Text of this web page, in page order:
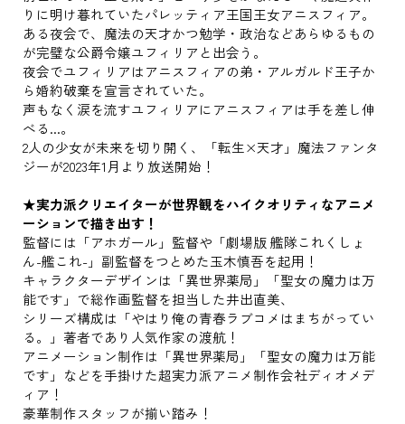
りに明け暮れていたパレッティア王国王女アニスフィア。
ある夜会で、魔法の天才かつ勉学・政治などあらゆるもの
が完璧な公爵令嬢ユフィリアと出会う。
夜会でユフィリアはアニスフィアの弟・アルガルド王子か
ら婚約破棄を宣言されていた。
声もなく涙を流すユフィリアにアニスフィアは手を差し伸
べる...。
2人の少女が未来を切り開く、「転生×天才」魔法ファンタ
ジーが2023年1月より放送開始！
★実力派クリエイターが世界観をハイクオリティなアニメ
ーションで描き出す！
監督には「アホガール」監督や「劇場版 艦隊これくしょ
ん-艦これ-」副監督をつとめた玉木慎吾を起用！
キャラクターデザインは「異世界薬局」「聖女の魔力は万
能です」で総作画監督を担当した井出直美、
シリーズ構成は「やはり俺の青春ラブコメはまちがってい
る。」著者であり人気作家の渡航！
アニメーション制作は「異世界薬局」「聖女の魔力は万能
です」などを手掛けた超実力派アニメ制作会社ディオメデ
ィア！
豪華制作スタッフが揃い踏み！